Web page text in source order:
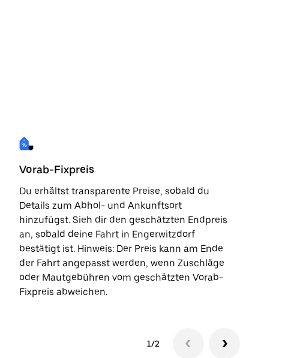
Vorab-Fixpreis
Du erhältst transparente Preise, sobald du
Details zum Abhol- und Ankunftsort
hinzufügst. Sieh dir den geschätzten Endpreis
an, sobald deine Fahrt in Engerwitzdorf
bestätigt ist. Hinweis: Der Preis kann am Ende
der Fahrt angepasst werden, wenn Zuschläge
oder Mautgebühren vom geschätzten Vorab-
Fixpreis abweichen.
1/2